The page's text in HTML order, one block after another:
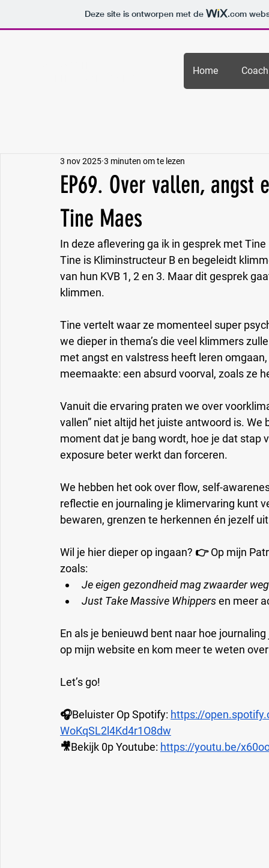
Deze site is ontworpen met de .com
Home
EP69. Over vallen,
Tine Maes
3 nov 2025 3 minuten om te lezen
In deze aflevering ga ik in gesprek met
Tine is Kliminstructeur B en begeleidt
van hun KVB 1, 2 en 3. Maar dit gesprek
klimmen.
Tine vertelt waar ze momenteel super
we dieper in thema’s die veel klimmers
met angst en valstress heeft leren
meemaakte: een absurd voorval, zoals ze
Vanuit die ervaring praten we over
vallen” niet altijd het juiste antwoord is.
moment dat je bang wordt, hoe je dat
exposure beter werkt dan forceren.
We hebben het ook over flow, self-
reflectie en journaling je klimervaring kunt
bewaren, grenzen te herkennen én jezelf
Wil je hier dieper op ingaan? 👉 Op mijn
zoals:
Je eigen gezondheid mag zwaarder
Just Take Massive Whippers en meer
En als je benieuwd bent naar hoe
op mijn website en kom meer te weten
Let’s go!
🎧Beluister Op Spotify: https://
WoKqSL2l4Kd4r1O8dw
🎥Bekijk 0p Youtube: https://youtu.be/